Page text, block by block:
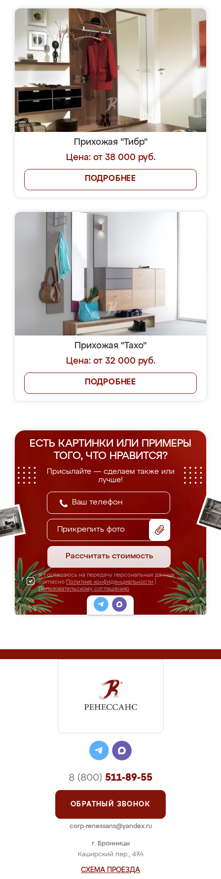
Прихожая "Тибр"
Цена: от 38 000 руб.
ПОДРОБНЕЕ
Прихожая "Тахо"
Цена: от 32 000 руб.
ПОДРОБНЕЕ
ЕСТЬ КАРТИНКИ ИЛИ ПРИМЕРЫ
ТОГО, ЧТО НРАВИТСЯ?
Присылайте — сделаем также или
лучше!
Прикрепить фото
Рассчитать стоимость
Я соглашаюсь на передачу персональных данных
согласно Политике конфиденциальности
Пользовательскому соглашению
г. Бронницы
Каширский пер., 47А
СХЕМА ПРОЕЗДА
8 (800) 511-89-55
ОБРАТНЫЙ ЗВОНОК
corp-renessans@yandex.ru